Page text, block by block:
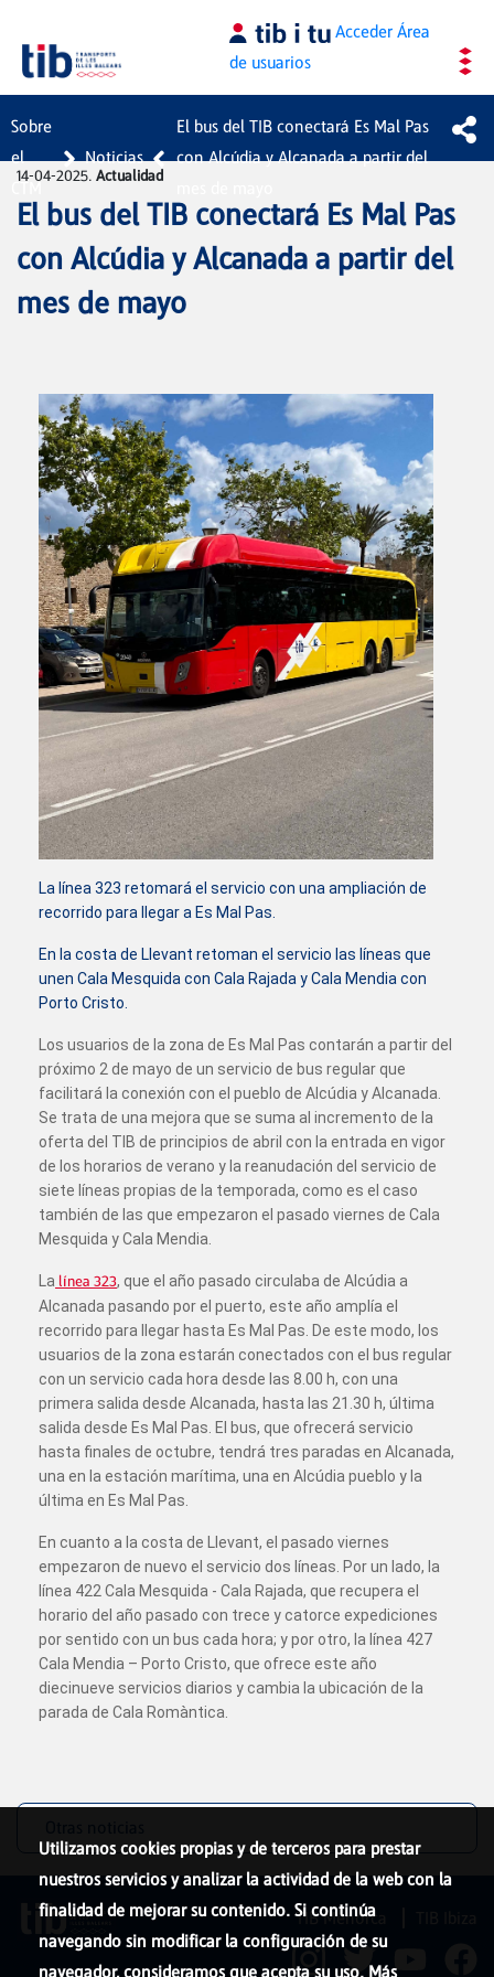
Saltar al contenido principal AccederÁrea
de usuarios
Sobre
el
CTM
Noticias
El bus del TIB conectará Es Mal Pas
con Alcúdia y Alcanada a partir del
14-04-2025. Actualidad
El bus del TIB conectará Es Mal Pas
con Alcúdia y Alcanada a partir del
mes de mayo
La línea 323 retomará el servicio con una ampliación de
recorrido para llegar a Es Mal Pas.
En la costa de Llevant retoman el servicio las líneas que
unen Cala Mesquida con Cala Rajada y Cala Mendia con
Porto Cristo.
Los usuarios de la zona de Es Mal Pas contarán a partir del
próximo 2 de mayo de un servicio de bus regular que
facilitará la conexión con el pueblo de Alcúdia y Alcanada.
Se trata de una mejora que se suma al incremento de la
oferta del TIB de principios de abril con la entrada en vigor
de los horarios de verano y la reanudación del servicio de
siete líneas propias de la temporada, como es el caso
también de las que empezaron el pasado viernes de Cala
Mesquida y Cala Mendia.
La línea 323, que el año pasado circulaba de Alcúdia a
Alcanada pasando por el puerto, este año amplía el
recorrido para llegar hasta Es Mal Pas. De este modo, los
usuarios de la zona estarán conectados con el bus regular
con un servicio cada hora desde las 8.00 h, con una
primera salida desde Alcanada, hasta las 21.30 h, última
salida desde Es Mal Pas. El bus, que ofrecerá servicio
hasta finales de octubre, tendrá tres paradas en Alcanada,
una en la estación marítima, una en Alcúdia pueblo y la
última en Es Mal Pas.
En cuanto a la costa de Llevant, el pasado viernes
empezaron de nuevo el servicio dos líneas. Por un lado, la
línea 422 Cala Mesquida - Cala Rajada, que recupera el
horario del año pasado con trece y catorce expediciones
por sentido con un bus cada hora; y por otro, la línea 427
Cala Mendia – Porto Cristo, que ofrece este año
diecinueve servicios diarios y cambia la ubicación de la
parada de Cala Romàntica.
Utilizamos cookies propias y de terceros para prestar
nuestros servicios y analizar la actividad de la web con la
finalidad de mejorar su contenido. Si continúa
navegando sin modificar la configuración de su
navegador, consideramos que acepta su uso. Más
TIB Menorca